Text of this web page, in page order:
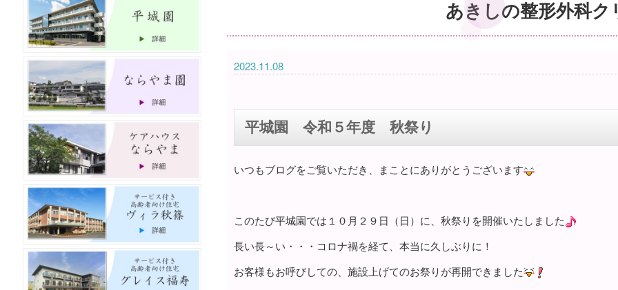
あきしの整形外科ク
2023.11.08
平城園 令和５年度 秋祭り
いつもブログをご覧いただき、まことにありがとうございます
このたび平城園では１０月２９日（日）に、秋祭りを開催いたしました
長い長～い・・・コロナ禍を経て、本当に久しぶりに！
お客様もお呼びしての、施設上げてのお祭りが再開できました